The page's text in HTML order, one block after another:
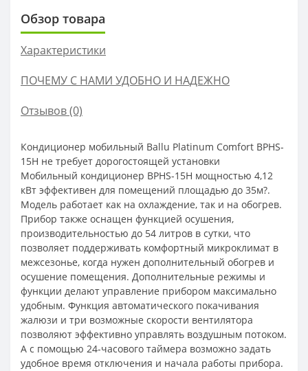
Обзор товара
Характеристики
ПОЧЕМУ С НАМИ УДОБНО И НАДЕЖНО
Отзывов (0)
Кондиционер мобильный Ballu Platinum Comfort BPHS-
15H не требует дорогостоящей установки
Мобильный кондиционер BPHS-15H мощностью 4,12
кВт эффективен для помещений площадью до 35м?.
Модель работает как на охлаждение, так и на обогрев.
Прибор также оснащен функцией осушения,
производительностью до 54 литров в сутки, что
позволяет поддерживать комфортный микроклимат в
межсезонье, когда нужен дополнительный обогрев и
осушение помещения. Дополнительные режимы и
функции делают управление прибором максимально
удобным. Функция автоматического покачивания
жалюзи и три возможные скорости вентилятора
позволяют эффективно управлять воздушным потоком.
А с помощью 24-часового таймера возможно задать
удобное время отключения и начала работы прибора.